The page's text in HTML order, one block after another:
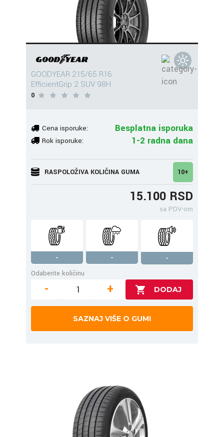
GOODYEAR 215/65 R16
EfficientGrip 2 SUV 98H
0
Cena isporuke: Besplatna isporuka
Rok isporuke: 1-2 radna dana
RASPOLOŽIVA KOLIČINA GUMA 10+
15.100 RSD
sa PDV-om
- -
-
Odaberite količinu
- +
SAZNAJ VIŠE O GUMI